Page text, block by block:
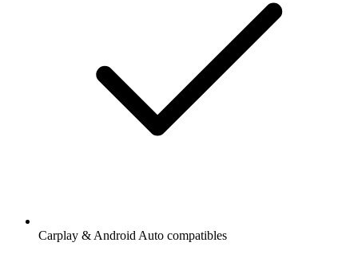
Carplay & Android Auto compatibles